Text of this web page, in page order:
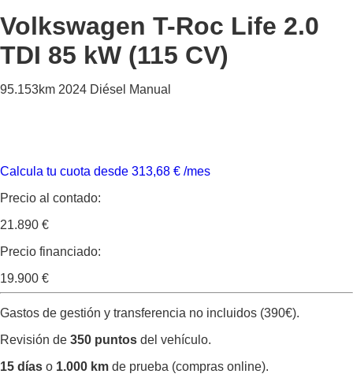
Volkswagen T-Roc Life 2.0
TDI 85 kW (115 CV)
95.153km 2024 Diésel Manual
Calcula tu cuota desde 313,68 € /mes
Precio al contado:
21.890 €
Precio financiado:
19.900 €
Gastos de gestión y transferencia no incluidos (390€).
Revisión de 350 puntos del vehículo.
15 días o 1.000 km de prueba (compras online).